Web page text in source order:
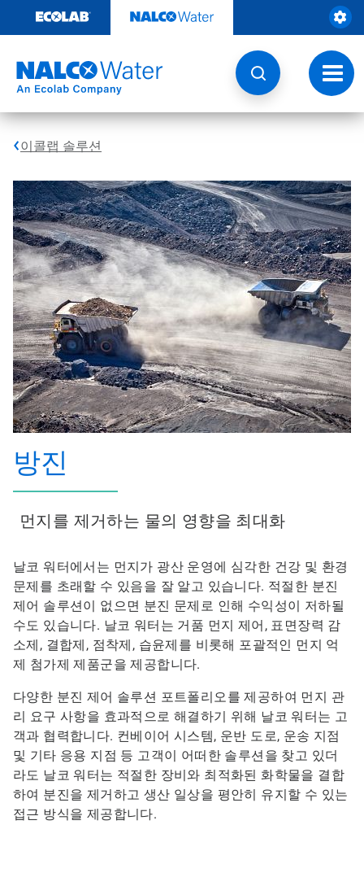
츠
기
토
글
내
비
이콜랩 솔루션
방진
먼지를 제거하는 물의 영향을 최대화
날코 워터에서는 먼지가 광산 운영에 심각한 건강 및 환경
문제를 초래할 수 있음을 잘 알고 있습니다. 적절한 분진
제어 솔루션이 없으면 분진 문제로 인해 수익성이 저하될
수도 있습니다. 날코 워터는 거품 먼지 제어, 표면장력 감
소제, 결합제, 점착제, 습윤제를 비롯해 포괄적인 먼지 억
제 첨가제 제품군을 제공합니다.
다양한 분진 제어 솔루션 포트폴리오를 제공하여 먼지 관
리 요구 사항을 효과적으로 해결하기 위해 날코 워터는 고
객과 협력합니다. 컨베이어 시스템, 운반 도로, 운송 지점
및 기타 응용 지점 등 고객이 어떠한 솔루션을 찾고 있더
라도 날코 워터는 적절한 장비와 최적화된 화학물을 결합
하여 분진을 제거하고 생산 일상을 평안히 유지할 수 있는
접근 방식을 제공합니다.